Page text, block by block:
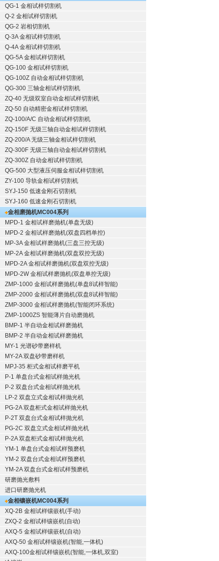
QG-1 金相试样切割机
Q-2 金相试样切割机
QG-2 岩相切割机
Q-3A 金相试样切割机
Q-4A 金相试样切割机
QG-5A 金相试样切割机
QG-100 金相试样切割机
QG-100Z 自动金相试样切割机
QG-300 三轴金相试样切割机
ZQ-40 无级双室自动金相试样切割机
ZQ-50 自动精密金相试样切割机
ZQ-100/A/C 自动金相试样切割机
ZQ-150F 无级三轴自动金相试样切割机
ZQ-200/A 无级三轴金相试样切割机
ZQ-300F 无级三轴自动金相试样切割机
ZQ-300Z 自动金相试样切割机
QG-500 大型液压伺服金相试样切割机
ZY-100 导轨金相试样切割机
SYJ-150 低速金刚石切割机
SYJ-160 低速金刚石切割机
金相磨抛机MC004系列
MPD-1 金相试样磨抛机(单盘无级)
MPD-2 金相试样磨抛机(双盘四档单控)
MP-3A 金相试样磨抛机(三盘三控无级)
MP-2A 金相试样磨抛机(双盘双控无级)
MPD-2A 金相试样磨抛机(双盘双控无级)
MPD-2W 金相试样磨抛机(双盘单控无级)
ZMP-1000 金相试样磨抛机(单盘8试样智能)
ZMP-2000 金相试样磨抛机(双盘8试样智能)
ZMP-3000 金相试样磨抛机(智能闭环系统)
ZMP-1000ZS 智能薄片自动磨抛机
BMP-1 半自动金相试样磨抛机
BMP-2 半自动金相试样磨抛机
MY-1 光谱砂带磨样机
MY-2A 双盘砂带磨样机
MPJ-35 柜式金相试样磨平机
P-1 单盘台式金相试样抛光机
P-2 双盘台式金相试样抛光机
LP-2 双盘立式金相试样抛光机
PG-2A 双盘柜式金相试样抛光机
P-2T 双盘台式金相试样抛光机
PG-2C 双盘立式金相试样抛光机
P-2A 双盘柜式金相试样抛光机
YM-1 单盘台式金相试样预磨机
YM-2 双盘台式金相试样预磨机
YM-2A 双盘台式金相试样预磨机
研磨抛光敷料
进口研磨抛光机
金相镶嵌机MC004系列
XQ-2B 金相试样镶嵌机(手动)
ZXQ-2 金相试样镶嵌机(自动)
AXQ-5 金相试样镶嵌机(自动)
AXQ-50 金相试样镶嵌机(智能,一体机)
AXQ-100金相试样镶嵌机(智能,一体机,双室)